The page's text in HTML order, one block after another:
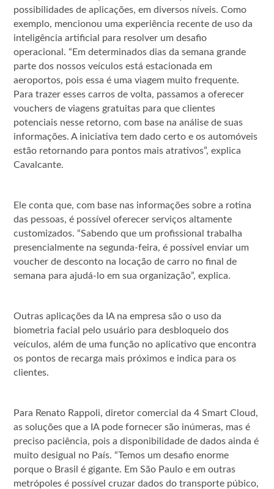
possibilidades de aplicações, em diversos níveis. Como
exemplo, mencionou uma experiência recente de uso da
inteligência artificial para resolver um desafio
operacional. “Em determinados dias da semana grande
parte dos nossos veículos está estacionada em
aeroportos, pois essa é uma viagem muito frequente.
Para trazer esses carros de volta, passamos a oferecer
vouchers de viagens gratuitas para que clientes
potenciais nesse retorno, com base na análise de suas
informações. A iniciativa tem dado certo e os automóveis
estão retornando para pontos mais atrativos”, explica
Cavalcante.
Ele conta que, com base nas informações sobre a rotina
das pessoas, é possível oferecer serviços altamente
customizados. “Sabendo que um profissional trabalha
presencialmente na segunda-feira, é possível enviar um
voucher de desconto na locação de carro no final de
semana para ajudá-lo em sua organização”, explica.
Outras aplicações da IA na empresa são o uso da
biometria facial pelo usuário para desbloqueio dos
veículos, além de uma função no aplicativo que encontra
os pontos de recarga mais próximos e indica para os
clientes.
Para Renato Rappoli, diretor comercial da 4 Smart Cloud,
as soluções que a IA pode fornecer são inúmeras, mas é
preciso paciência, pois a disponibilidade de dados ainda é
muito desigual no País. “Temos um desafio enorme
porque o Brasil é gigante. Em São Paulo e em outras
metrópoles é possível cruzar dados do transporte púbico,